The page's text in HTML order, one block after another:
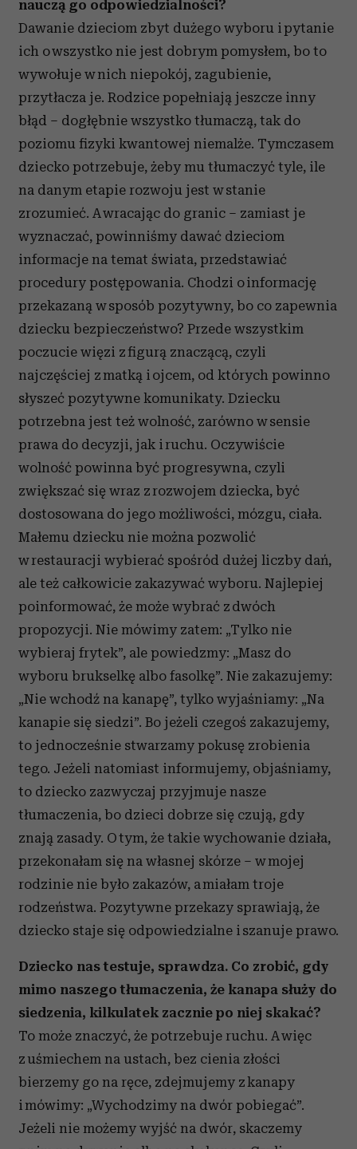
nauczą go odpowiedzialności?
Dawanie dzieciom zbyt dużego wyboru i pytanie
ich o wszystko nie jest dobrym pomysłem, bo to
wywołuje w nich niepokój, zagubienie,
przytłacza je. Rodzice popełniają jeszcze inny
błąd – dogłębnie wszystko tłumaczą, tak do
poziomu fizyki kwantowej niemalże. Tymczasem
dziecko potrzebuje, żeby mu tłumaczyć tyle, ile
na danym etapie rozwoju jest w stanie
zrozumieć. A wracając do granic – zamiast je
wyznaczać, powinniśmy dawać dzieciom
informacje na temat świata, przedstawiać
procedury postępowania. Chodzi o informację
przekazaną w sposób pozytywny, bo co zapewnia
dziecku bezpieczeństwo? Przede wszystkim
poczucie więzi z figurą znaczącą, czyli
najczęściej z matką i ojcem, od których powinno
słyszeć pozytywne komunikaty. Dziecku
potrzebna jest też wolność, zarówno w sensie
prawa do decyzji, jak i ruchu. Oczywiście
wolność powinna być progresywna, czyli
zwiększać się wraz z rozwojem dziecka, być
dostosowana do jego możliwości, mózgu, ciała.
Małemu dziecku nie można pozwolić
w restauracji wybierać spośród dużej liczby dań,
ale też całkowicie zakazywać wyboru. Najlepiej
poinformować, że może wybrać z dwóch
propozycji. Nie mówimy zatem: „Tylko nie
wybieraj frytek”, ale powiedzmy: „Masz do
wyboru brukselkę albo fasolkę”. Nie zakazujemy:
„Nie wchodź na kanapę”, tylko wyjaśniamy: „Na
kanapie się siedzi”. Bo jeżeli czegoś zakazujemy,
to jednocześnie stwarzamy pokusę zrobienia
tego. Jeżeli natomiast informujemy, objaśniamy,
to dziecko zazwyczaj przyjmuje nasze
tłumaczenia, bo dzieci dobrze się czują, gdy
znają zasady. O tym, że takie wychowanie działa,
przekonałam się na własnej skórze – w mojej
rodzinie nie było zakazów, a miałam troje
rodzeństwa. Pozytywne przekazy sprawiają, że
dziecko staje się odpowiedzialne i szanuje prawo.
Dziecko nas testuje, sprawdza. Co zrobić, gdy
mimo naszego tłumaczenia, że kanapa służy do
siedzenia, kilkulatek zacznie po niej skakać?
To może znaczyć, że potrzebuje ruchu. A więc
z uśmiechem na ustach, bez cienia złości
bierzemy go na ręce, zdejmujemy z kanapy
i mówimy: „Wychodzimy na dwór pobiegać”.
Jeżeli nie możemy wyjść na dwór, skaczemy